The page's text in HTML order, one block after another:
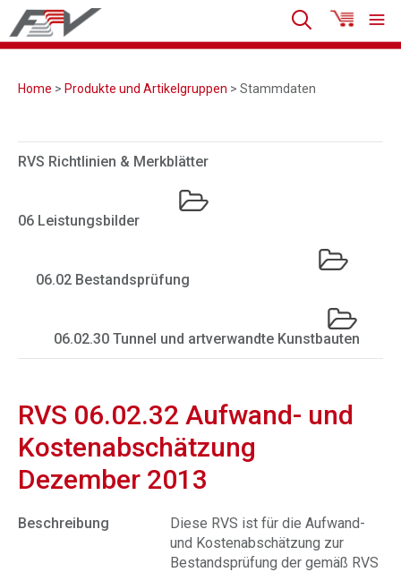
Home > Produkte und Artikelgruppen > Stammdaten
RVS Richtlinien & Merkblätter
06 Leistungsbilder
06.02 Bestandsprüfung
06.02.30 Tunnel und artverwandte Kunstbauten
RVS 06.02.32 Aufwand- und
Kostenabschätzung
Dezember 2013
Beschreibung
Diese RVS ist für die Aufwand-
und Kostenabschätzung zur
Bestandsprüfung der gemäß RVS